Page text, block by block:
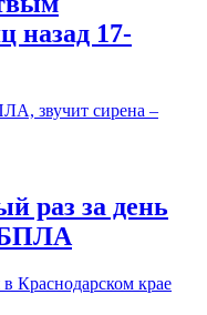
назад 17-
раз за день
БПЛА